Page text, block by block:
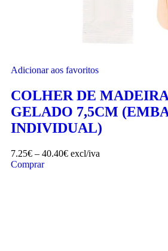
Adicionar aos favoritos
COLHER DE
GELADO 7,5CM
INDIVIDUAL)
7.25€ – 40.40€ excl/iva
Comprar